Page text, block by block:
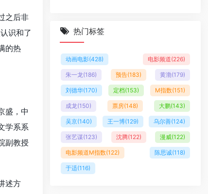
之后非
识和了
的热
盛，中
学系系
副教授
述方
热门标签
动画电影(428) 电影频道(226)
朱一龙(186) 预告(183) 黄渤(179)
刘德华(170) 定档(153) M指数(151)
成龙(150) 票房(148) 大鹏(143)
吴京(140) 王一博(129) 乌尔善(124)
张艺谋(123) 沈腾(122) 漫威(122)
电影频道M指数(122) 陈思诚(118)
于适(116)